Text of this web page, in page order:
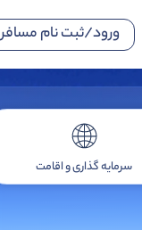
ورود/ثبت نام مسافر
سرمایه گذاری و اقامت